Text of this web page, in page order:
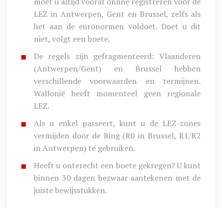
LEZ in Antwerpen, Gent en Brussel, zelfs als
het aan de euronormen voldoet. Doet u dit
niet, volgt een boete.
De regels zijn gefragmenteerd: Vlaanderen
(Antwerpen/Gent) en Brussel hebben
verschillende voorwaarden en termijnen.
Wallonië heeft momenteel geen regionale
LEZ.
Als u enkel passeert, kunt u de LEZ-zones
vermijden door de Ring (R0 in Brussel, R1/R2
in Antwerpen) te gebruiken.
Heeft u onterecht een boete gekregen? U kunt
binnen 30 dagen bezwaar aantekenen met de
juiste bewijsstukken.